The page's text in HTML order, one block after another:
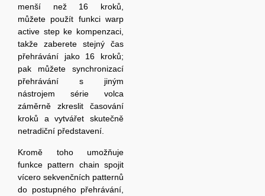
menší než 16 kroků,
můžete použít funkci warp
active step ke kompenzaci,
takže zaberete stejný čas
přehrávání jako 16 kroků;
pak můžete synchronizací
přehrávání s jiným
nástrojem série volca
záměrně zkreslit časování
kroků a vytvářet skutečně
netradiční představení.
Kromě toho umožňuje
funkce pattern chain spojit
vícero sekvenčních patternů
do postupného přehrávání,